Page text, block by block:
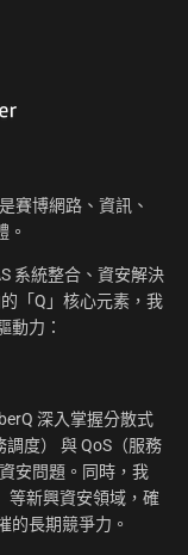
賽博網路、資訊、
。
系統整合、資安解決
「Q」核心元素，我
動力：
深入掌握分散式
度） 與 QoS（服務
安問題。同時，我
等新興資安領域，確
的長期競爭力。